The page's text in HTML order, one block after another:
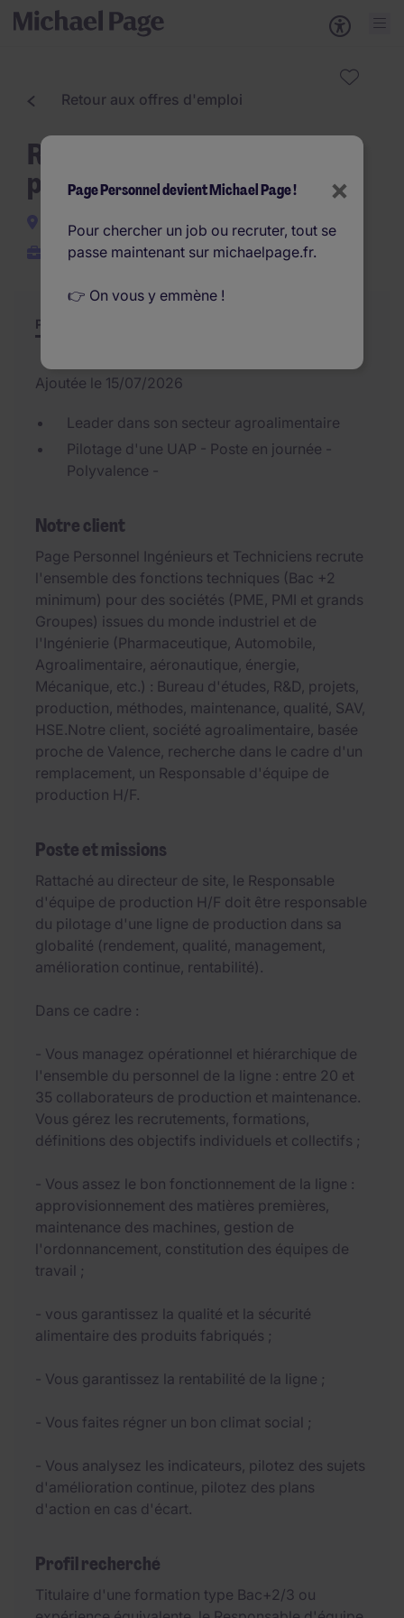
Retour aux offres d'emploi
Responsable d'équipe de
production H/F
Valence
CDI
Poste et missions
Ajoutée le 15/07/2026
Leader dans son secteur agroalimentaire
Pilotage d'une UAP - Poste en journée -
Polyvalence -
Notre client
Page Personnel Ingénieurs et Techniciens recrute
l'ensemble des fonctions techniques (Bac +2
minimum) pour des sociétés (PME, PMI et grands
Groupes) issues du monde industriel et de
l'Ingénierie (Pharmaceutique, Automobile,
Agroalimentaire, aéronautique, énergie,
Mécanique, etc.) : Bureau d'études, R&D, projets,
production, méthodes, maintenance, qualité, SAV,
HSE.Notre client, société agroalimentaire, basée
proche de Valence, recherche dans le cadre d'un
remplacement, un Responsable d'équipe de
production H/F.
Poste et missions
Rattaché au directeur de site, le Responsable
d'équipe de production H/F doit être responsable
du pilotage d'une ligne de production dans sa
globalité (rendement, qualité, management,
amélioration continue, rentabilité).
Dans ce cadre :
- Vous managez opérationnel et hiérarchique de
l'ensemble du personnel de la ligne : entre 20 et
35 collaborateurs de production et maintenance.
Vous gérez les recrutements, formations,
définitions des objectifs individuels et collectifs ;
- Vous assez le bon fonctionnement de la ligne :
approvisionnement des matières premières,
maintenance des machines, gestion de
l'ordonnancement, constitution des équipes de
travail ;
- vous garantissez la qualité et la sécurité
alimentaire des produits fabriqués ;
- Vous garantissez la rentabilité de la ligne ;
- Vous faites régner un bon climat social ;
- Vous analysez les indicateurs, pilotez des sujets
d'amélioration continue, pilotez des plans
d'action en cas d'écart.
Profil recherché
Titulaire d'une formation type Bac+2/3 ou
×
Page Personnel devient Michael Page !
Pour chercher un job ou recruter, tout se
passe maintenant sur michaelpage.fr.
👉 On vous y emmène !